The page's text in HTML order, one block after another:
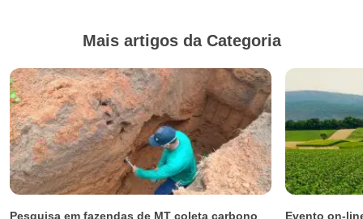
Mais artigos da Categoria
Pesquisa em fazendas de MT coleta carbono
Evento on-